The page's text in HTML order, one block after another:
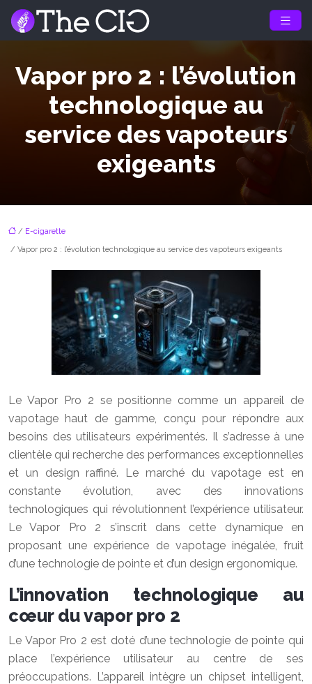
Vapor pro 2 : l’évolution
technologique au
service des vapoteurs
exigeants
/ E-cigarette
/ Vapor pro 2 : l’évolution technologique au service des vapoteurs exigeants
Le Vapor Pro 2 se positionne comme un appareil de
vapotage haut de gamme, conçu pour répondre aux
besoins des utilisateurs expérimentés. Il s’adresse à une
clientèle qui recherche des performances exceptionnelles
et un design raffiné. Le marché du vapotage est en
constante évolution, avec des innovations
technologiques qui révolutionnent l’expérience utilisateur.
Le Vapor Pro 2 s’inscrit dans cette dynamique en
proposant une expérience de vapotage inégalée, fruit
d’une technologie de pointe et d’un design ergonomique.
L’innovation technologique au
cœur du vapor pro 2
Le Vapor Pro 2 est doté d’une technologie de pointe qui
place l’expérience utilisateur au centre de ses
préoccupations. L’appareil intègre un chipset intelligent,